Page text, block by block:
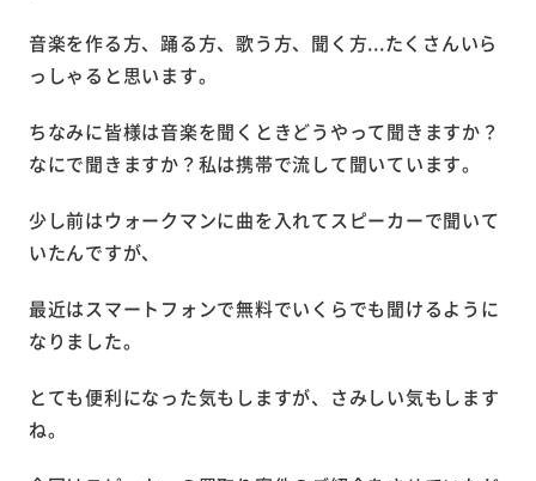
音楽を作る方、踊る方、歌う方、聞く方...たくさんいら
っしゃると思います。
ちなみに皆様は音楽を聞くときどうやって聞きますか？
なにで聞きますか？私は携帯で流して聞いています。
少し前はウォークマンに曲を入れてスピーカーで聞いて
いたんですが、
最近はスマートフォンで無料でいくらでも聞けるように
なりました。
とても便利になった気もしますが、さみしい気もします
ね。